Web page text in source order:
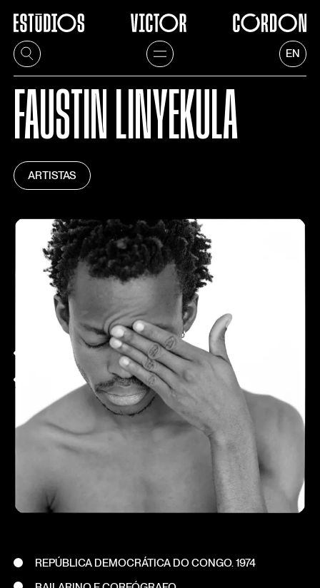
EN
FAUSTIN LINYEKULA
ARTISTAS
REPÚBLICA DEMOCRÁTICA DO CONGO. 1974